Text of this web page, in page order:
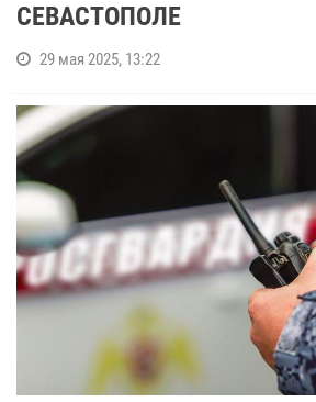
СЕВАСТОПОЛЕ
29 мая 2025, 13:22